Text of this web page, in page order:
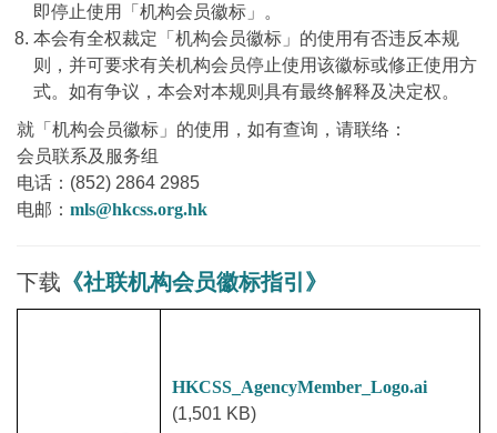
即停止使用「机构会员徽标」。
本会有全权裁定「机构会员徽标」的使用有否违反本规
则，并可要求有关机构会员停止使用该徽标或修正使用方
式。如有争议，本会对本规则具有最终解释及决定权。
就「机构会员徽标」的使用，如有查询，请联络：
会员联系及服务组
电话：(852) 2864 2985
电邮： mls@hkcss.org.hk
下载 《社联机构会员徽标指引》
HKCSS_AgencyMember_Logo.ai
(1,501 KB)